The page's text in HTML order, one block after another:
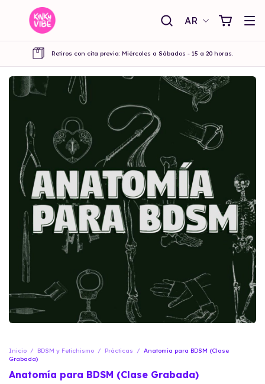
AR
Retiros con cita previa: Miércoles a Sábados - 15 a 20 horas.
Inicio / BDSM y Fetichismo / Prácticas / Anatomía para BDSM (Clase
Grabada)
Anatomía para BDSM (Clase Grabada)